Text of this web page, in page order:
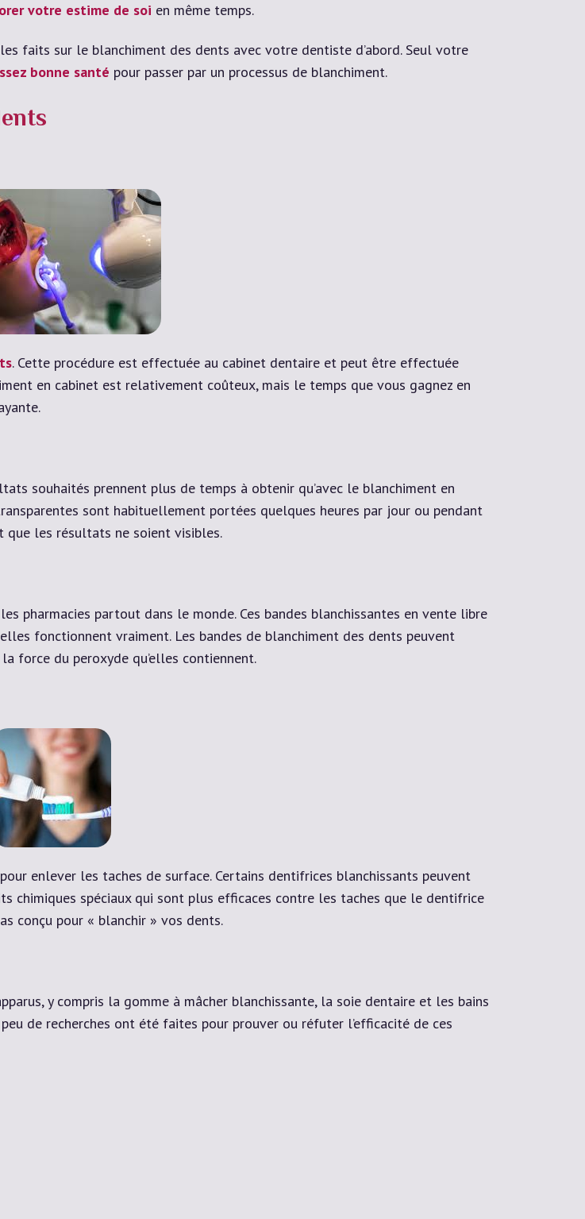
votre estime de soi en même temps.
faits sur le blanchiment des dents avec votre dentiste d’abord. Seul votre
bonne santé pour passer par un processus de blanchiment.
. Cette procédure est effectuée au cabinet dentaire et peut être effectuée
en cabinet est relativement coûteux, mais le temps que vous gagnez en
souhaités prennent plus de temps à obtenir qu’avec le blanchiment en
sont habituellement portées quelques heures par jour ou pendant
que les résultats ne soient visibles.
pharmacies partout dans le monde. Ces bandes blanchissantes en vente libre
fonctionnent vraiment. Les bandes de blanchiment des dents peuvent
force du peroxyde qu’elles contiennent.
enlever les taches de surface. Certains dentifrices blanchissants peuvent
chimiques spéciaux qui sont plus efficaces contre les taches que le dentifrice
conçu pour « blanchir » vos dents.
y compris la gomme à mâcher blanchissante, la soie dentaire et les bains
de recherches ont été faites pour prouver ou réfuter l’efficacité de ces